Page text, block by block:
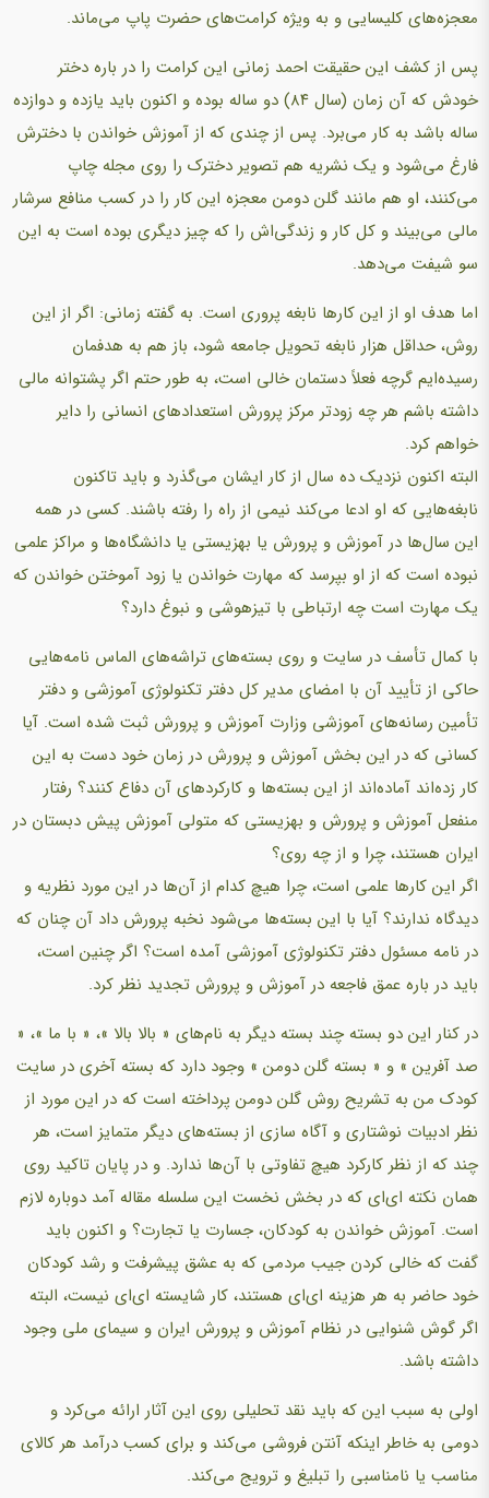
معجزه‌های کلیسایی و به ویژه کرامت‌های حضرت پاپ می‌ماند.
پس از کشف این حقیقت احمد زمانی این کرامت را در باره دختر
خودش که آن زمان (سال ۸۴) دو ساله بوده و اکنون باید یازده و دوازده
ساله باشد به کار می‌برد. پس از چندی که از آموزش خواندن با دخترش
فارغ می‌شود و یک نشریه هم تصویر دخترک را روی مجله چاپ
می‌کنند، او هم مانند گلن دومن معجزه این کار را در کسب منافع سرشار
مالی می‌بیند و کل کار و زندگی‌اش را که چیز دیگری بوده است به این
سو شیفت می‌دهد.
اما هدف او از این کارها نابغه پروری است. به گفته زمانی: اگر از این
روش، حداقل هزار نابغه تحویل جامعه شود، باز هم به هدفمان
رسیده‌ایم گرچه فعلاً دستمان خالی است، به طور حتم اگر پشتوانه مالی
داشته باشم هر چه زودتر مرکز پرورش استعدادهای انسانی را دایر
خواهم کرد.
البته اکنون نزدیک ده سال از کار ایشان می‌گذرد و باید تاکنون
نابغه‌هایی که او ادعا می‌کند نیمی از راه را رفته باشند. کسی در همه
این سال‌ها در آموزش و پرورش یا بهزیستی یا دانشگاه‌ها و مراکز علمی
نبوده است که از او بپرسد که مهارت خواندن یا زود آموختن خواندن که
یک مهارت است چه ارتباطی با تیزهوشی و نبوغ دارد؟
با کمال تأسف در سایت و روی بسته‌های تراشه‌های الماس نامه‌هایی
حاکی از تأیید آن با امضای مدیر کل دفتر تکنولوژی آموزشی و دفتر
تأمین رسانه‌های آموزشی وزارت آموزش و پرورش ثبت شده است. آیا
کسانی که در این بخش آموزش و پرورش در زمان خود دست به این
کار زده‌اند آماده‌اند از این بسته‌ها و کارکردهای آن دفاع کنند؟ رفتار
منفعل آموزش و پرورش و بهزیستی که متولی آموزش پیش دبستان در
ایران هستند، چرا و از چه روی؟
اگر این کارها علمی است، چرا هیچ کدام از آن‌ها در این مورد نظریه و
دیدگاه ندارند؟ آیا با این بسته‌ها می‌شود نخبه پرورش داد آن چنان که
در نامه مسئول دفتر تکنولوژی آموزشی آمده است؟ اگر چنین است،
باید در باره عمق فاجعه در آموزش و پرورش تجدید نظر کرد.
در کنار این دو بسته چند بسته دیگر به نام‌های « بالا بالا »، « با ما »، «
صد آفرین » و « بسته گلن دومن » وجود دارد که بسته آخری در سایت
کودک من به تشریح روش گلن دومن پرداخته است که در این مورد از
نظر ادبیات نوشتاری و آگاه سازی از بسته‌های دیگر متمایز است، هر
چند که از نظر کارکرد هیچ تفاوتی با آن‌ها ندارد. و در پایان تاکید روی
همان نکته ای‌ای که در بخش نخست این سلسله مقاله آمد دوباره لازم
است. آموزش خواندن به کودکان، جسارت یا تجارت؟ و اکنون باید
گفت که خالی کردن جیب مردمی که به عشق پیشرفت و رشد کودکان
خود حاضر به هر هزینه ای‌ای هستند، کار شایسته ای‌ای نیست، البته
اگر گوش شنوایی در نظام آموزش و پرورش ایران و سیمای ملی وجود
داشته باشد.
اولی به سبب این که باید نقد تحلیلی روی این آثار ارائه می‌کرد و
دومی به خاطر اینکه آنتن فروشی می‌کند و برای کسب درآمد هر کالای
مناسب یا نامناسبی را تبلیغ و ترویج می‌کند.